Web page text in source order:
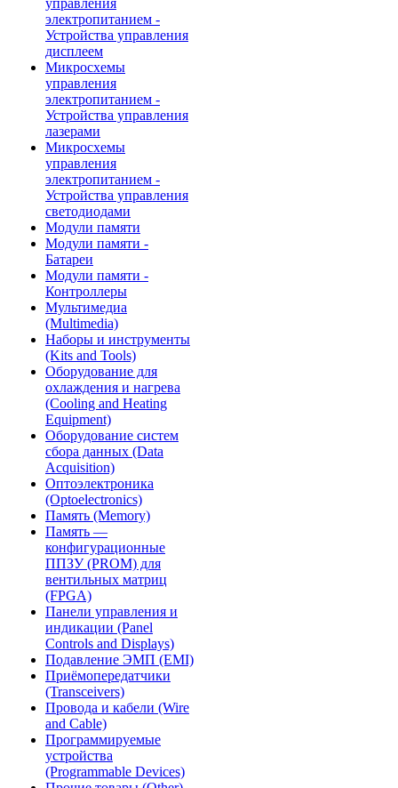
управления
электропитанием -
Устройства управления
дисплеем
Микросхемы
управления
электропитанием -
Устройства управления
лазерами
Микросхемы
управления
электропитанием -
Устройства управления
светодиодами
Модули памяти
Модули памяти -
Батареи
Модули памяти -
Контроллеры
Мультимедиа
(Multimedia)
Наборы и инструменты
(Kits and Tools)
Оборудование для
охлаждения и нагрева
(Cooling and Heating
Equipment)
Оборудование систем
сбора данных (Data
Acquisition)
Оптоэлектроника
(Optoelectronics)
Память (Memory)
Память —
конфигурационные
ППЗУ (PROM) для
вентильных матриц
(FPGA)
Панели управления и
индикации (Panel
Controls and Displays)
Подавление ЭМП (EMI)
Приёмопередатчики
(Transceivers)
Провода и кабели (Wire
and Cable)
Программируемые
устройства
(Programmable Devices)